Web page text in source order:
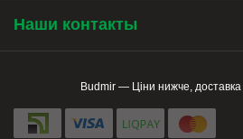
Наши контакты
Budmir — Ціни нижче,